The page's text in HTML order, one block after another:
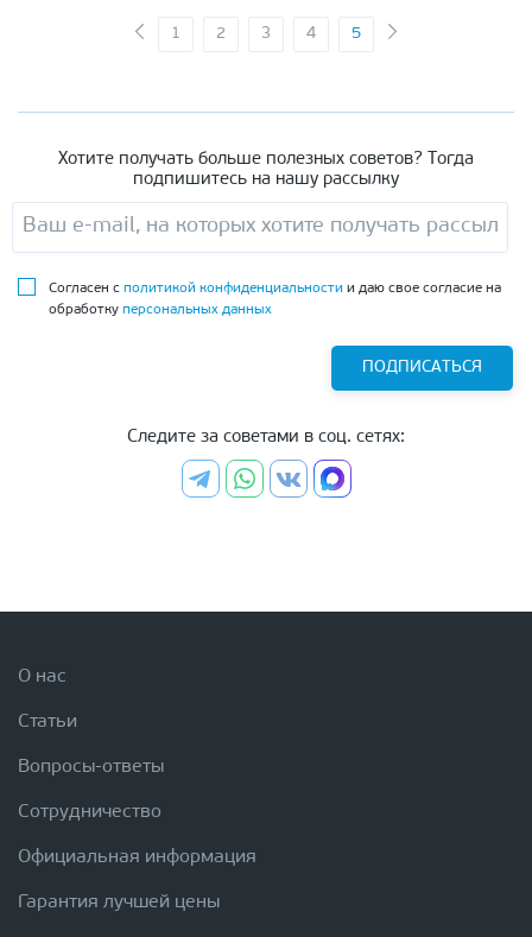
1 2 3 4 5
Хотите получать больше полезных советов? Тогда
подпишитесь на нашу рассылку
Согласен с политикой конфиденциальности и даю свое согласие на
обработку персональных данных
ПОДПИСАТЬСЯ
Следите за советами в соц. сетях:
О нас
Статьи
Вопросы-ответы
Сотрудничество
Официальная информация
Гарантия лучшей цены